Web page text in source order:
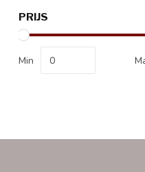
PRIJS
Min